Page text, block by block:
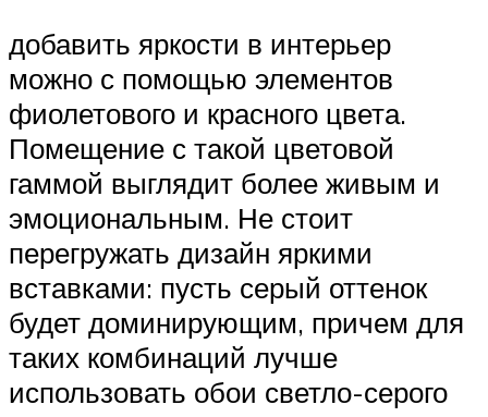
добавить яркости в интерьер
можно с помощью элементов
фиолетового и красного цвета.
Помещение с такой цветовой
гаммой выглядит более живым и
эмоциональным. Не стоит
перегружать дизайн яркими
вставками: пусть серый оттенок
будет доминирующим, причем для
таких комбинаций лучше
использовать обои светло-серого